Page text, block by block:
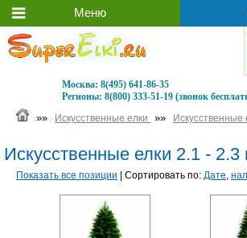
Москва: 8(495) 641-86-35
Регионы: 8(800) 333-51-19 (звонок
»» Искусственные елки »» Искусственные
Искусственные елки 2.1 - 2.3
Показать все позиции | Сортировать по: Дате,